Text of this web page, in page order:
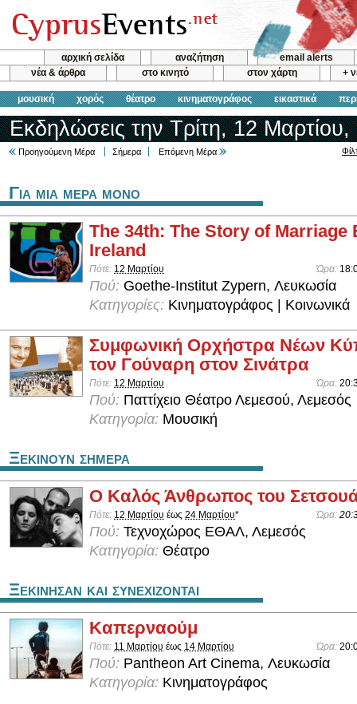
αρχική σελίδα αναζήτηση
email alerts
νέα & άρθρα
στο κινητό στον χάρτη +
μουσική χορός θέατρο κινηματογράφος εικαστικά
Εκδηλώσεις την Τρίτη, 12
Προηγούμενη Μέρα Σήμερα Επόμενη Μέρα
Για μια μερα μονο
The 34th: The Story of Marriage
Ireland
Πότε: 12 Μαρτίου Ώρα:
Πού: Goethe-Institut Zypern, Λευκωσία
Κατηγορίες: Κινηματογράφος | Κοινωνικά
Συμφωνική Ορχήστρα Νέων
τον Γούναρη στον Σινάτρα
Πότε: 12 Μαρτίου Ώρα:
Πού: Παττίχειο Θέατρο Λεμεσού, Λεμεσός
Κατηγορία: Μουσική
Ξεκινουν σημερα
Ο Καλός Άνθρωπος του
Πότε: 12 Μαρτίου έως 24 Μαρτίου* Ώρα:
Πού: Τεχνοχώρος ΕΘΑΛ, Λεμεσός
Κατηγορία: Θέατρο
Ξεκινησαν και συνεχιζονται
Καπερναούμ
Πότε: 11 Μαρτίου έως 14 Μαρτίου Ώρα:
Πού: Pantheon Art Cinema, Λευκωσία
Κατηγορία: Κινηματογράφος